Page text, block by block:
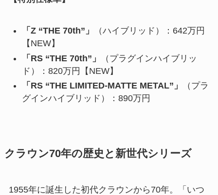
「Z “THE 70th”」
（ハイブリッド）：642万円
【NEW】
「RS “THE 70th”」
（プラグインハイブリッ
ド）：820万円【NEW】
「RS “THE LIMITED-MATTE METAL”」
（プラ
グインハイブリッド）：890万円
クラウン70年の歴史と新世代シリーズ
1955年に誕生した初代クラウンから70年。「いつ